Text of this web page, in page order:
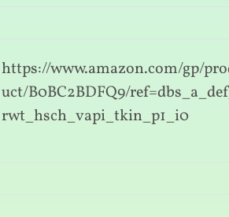
https://www.amazon.com/gp/
uct/B0BC2BDFQ9/
rwt_hsch_vapi_tkin_p1_i0